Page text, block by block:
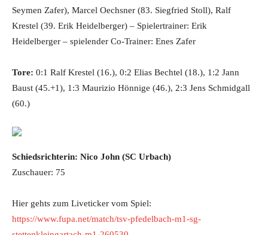
Seymen Zafer), Marcel Oechsner (83. Siegfried Stoll), Ralf
Krestel (39. Erik Heidelberger) – Spielertrainer: Erik
Heidelberger – spielender Co-Trainer: Enes Zafer
Tore: 0:1 Ralf Krestel (16.), 0:2 Elias Bechtel (18.), 1:2 Jann
Baust (45.+1), 1:3 Maurizio Hönnige (46.), 2:3 Jens Schmidgall
(60.)
Schiedsrichterin: Nico John (SC Urbach)
Zuschauer: 75
Hier gehts zum Liveticker vom Spiel:
https://www.fupa.net/match/tsv-pfedelbach-m1-sg-